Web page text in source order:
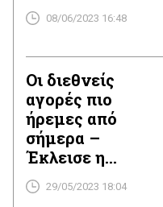
08/06/2023 16:48
Οι διεθνείς
αγορές πιο
ήρεμες από
σήμερα –
Έκλεισε η
συμφωνία για το
χρέος στις ΗΠΑ
29/05/2023 18:04